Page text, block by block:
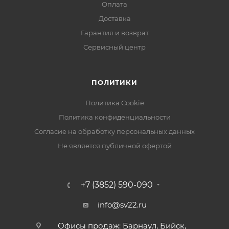
Оплата
Доставка
Гарантия и возврат
Сервисный центр
ПОЛИТИКИ
Политика Cookie
Политика конфиденциальности
Согласие на обработку персональных данных
Не является публичной офертой
+7 (3852) 590-090
info@sv22.ru
Офисы продаж: Барнаул, Бийск,